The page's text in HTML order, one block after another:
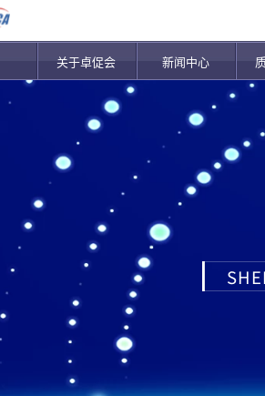
关于卓促会 新闻中心